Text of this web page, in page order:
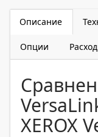
Описание
Опции
XEROX